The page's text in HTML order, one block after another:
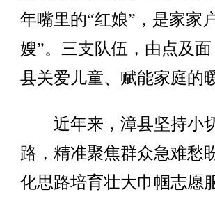
年嘴里的“红娘”，是家家
嫂”。三支队伍，由点及
县关爱儿童、赋能家庭的
近年来，漳县坚持小
路，精准聚焦群众急难愁
化思路培育壮大巾帼志愿